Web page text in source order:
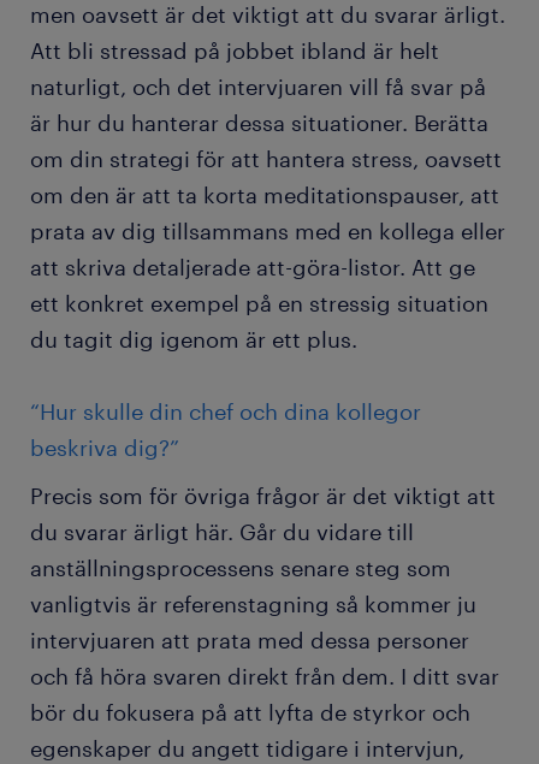
men oavsett är det viktigt att du svarar ärligt.
Att bli stressad på jobbet ibland är helt
naturligt, och det intervjuaren vill få svar på
är hur du hanterar dessa situationer. Berätta
om din strategi för att hantera stress, oavsett
om den är att ta korta meditationspauser, att
prata av dig tillsammans med en kollega eller
att skriva detaljerade att-göra-listor. Att ge
ett konkret exempel på en stressig situation
du tagit dig igenom är ett plus.
“Hur skulle din chef och dina kollegor
beskriva dig?”
Precis som för övriga frågor är det viktigt att
du svarar ärligt här. Går du vidare till
anställningsprocessens senare steg som
vanligtvis är referenstagning så kommer ju
intervjuaren att prata med dessa personer
och få höra svaren direkt från dem. I ditt svar
bör du fokusera på att lyfta de styrkor och
egenskaper du angett tidigare i intervjun,